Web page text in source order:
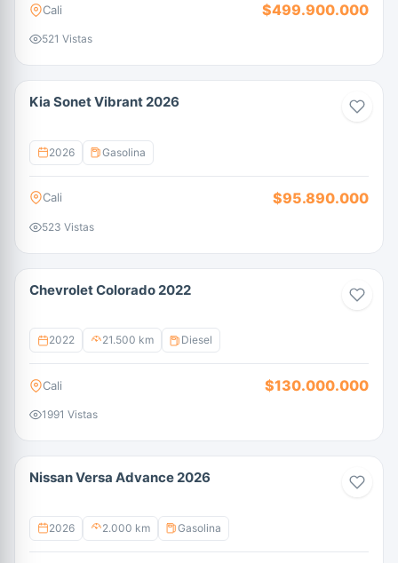
Cali $499.900.000
521 Vistas
Kia Sonet Vibrant 2026
2026 Gasolina
Cali $95.890.000
523 Vistas
Chevrolet Colorado 2022
2022 21.500 km Diesel
Cali $130.000.000
1991 Vistas
Nissan Versa Advance 2026
2026 2.000 km Gasolina